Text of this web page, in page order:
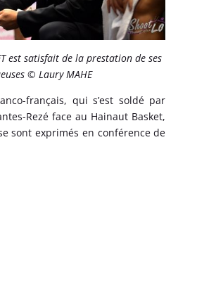
est satisfait de la prestation de ses
© Laury MAHE
français, qui s’est soldé par
Rezé face au Hainaut Basket,
sont exprimés en conférence de